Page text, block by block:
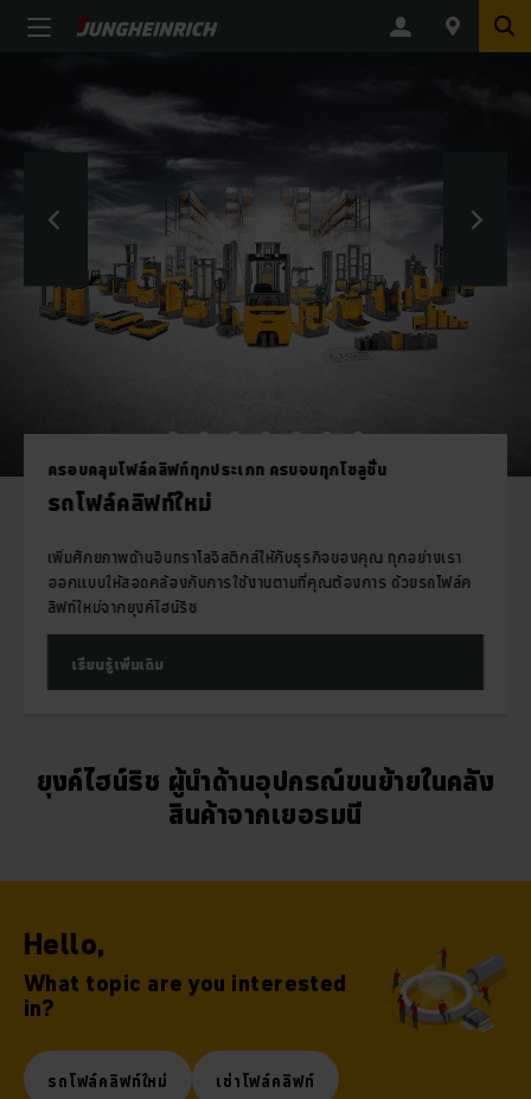
ครอบคลุมโฟล์คลิฟท์ทุกประเภท ครบจบทุกโซลูชั่น
รถโฟล์คลิฟท์ใหม่
เพิ่มศักยภาพด้านอินทราโลจิสติกส์ให้กับธุรกิจของคุณ ทุกอย่างเรา
ออกแบบให้สอดคล้องกับการใช้งานตามที่คุณต้องการ ด้วยรถโฟล์ค
ลิฟท์ใหม่จากยุงค์ไฮน์ริช
เรียนรู้เพิ่มเติม
ยุงค์ไฮน์ริช ผู้นำด้านอุปกรณ์ขนย้ายในคลัง
สินค้าจากเยอรมนี
Hello,
What topic are you interested
in?
รถโฟล์คลิฟท์ใหม่ เช่าโฟล์คลิฟท์